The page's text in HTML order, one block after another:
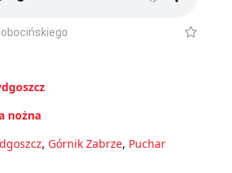
nożna
, Górnik Zabrze, Puchar